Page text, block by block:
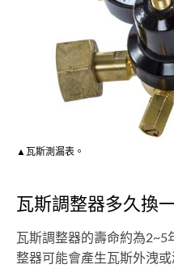
▲瓦斯測漏表。
瓦斯調整器多久換
瓦斯調整器的壽命約為2~5
整器可能會產生瓦斯外洩